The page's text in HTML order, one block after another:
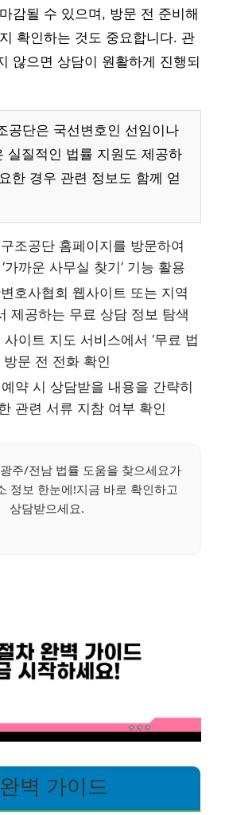
감될 수 있으며, 방문 전 준비해
확인하는 것도 중요합니다. 관
않으면 상담이 원활하게 진행되
공단은 국선변호인 선임이나
실질적인 법률 지원도 제공하
한 경우 관련 정보도 함께 얻
조공단 홈페이지를 방문하여
‘가까운 사무실 찾기’ 기능 활용
호사협회 웹사이트 또는 지역
제공하는 무료 상담 정보 탐색
사이트 지도 서비스에서 ‘무료 법
방문 전 전화 확인
약 시 상담받을 내용을 간략히
관련 서류 지참 여부 확인
광주/전남 법률 도움을 찾으세요가
정보 한눈에!지금 바로 확인하고
상담받으세요.
벽 가이드